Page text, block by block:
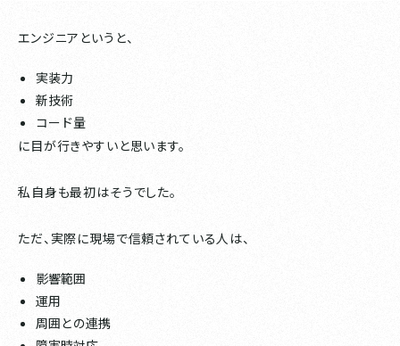
エンジニアというと、
実装力
新技術
コード量
に目が行きやすいと思います。
私自身も最初はそうでした。
ただ、実際に現場で信頼されている人は、
影響範囲
運用
周囲との連携